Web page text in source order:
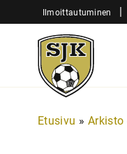
sisältöön
Ilmoittautuminen |
Sjk-
Juniorit
Etusivu » Arkisto